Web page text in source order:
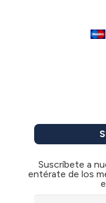
Suscríbete a
entérate de los